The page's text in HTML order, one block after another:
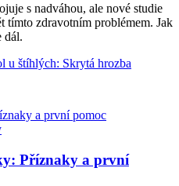
s nadváhou, ale nové studie
tímto zdravotním problémem. Jak
dál.
u štíhlých: Skrytá hrozba
Příznaky a první